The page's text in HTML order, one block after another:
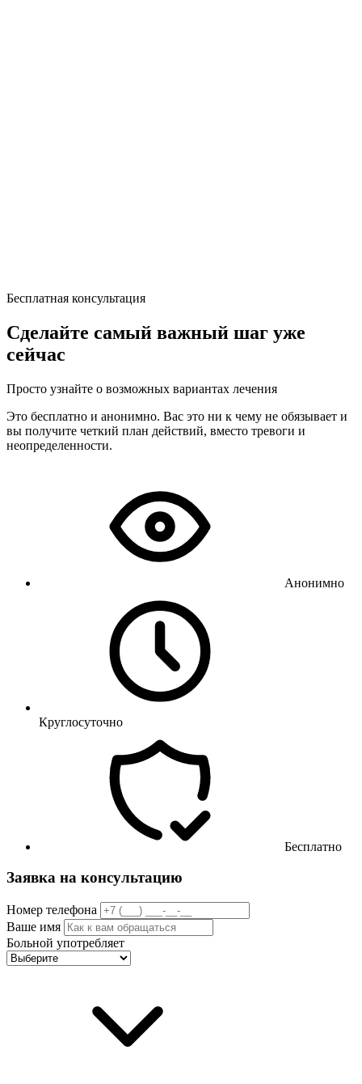
Бесплатная консультация
Сделайте самый важный шаг уже
сейчас
Просто узнайте о возможных вариантах лечения
Это бесплатно и анонимно. Вас это ни к чему не обязывает и
вы получите четкий план действий, вместо тревоги и
неопределенности.
Анонимно
Круглосуточно
Бесплатно
Заявка на консультацию
Номер телефона
Ваше имя
Больной употребляет